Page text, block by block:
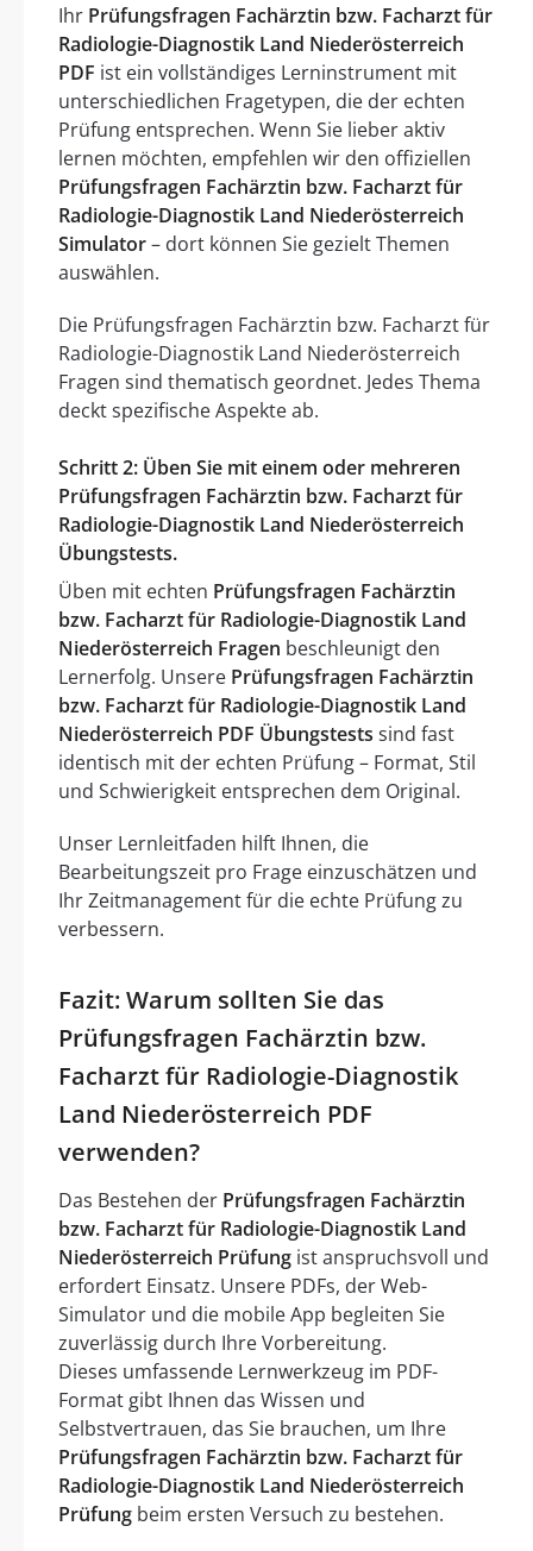
Ihr Prüfungsfragen Fachärztin bzw. Facharzt für
Radiologie-Diagnostik Land Niederösterreich
PDF ist ein vollständiges Lerninstrument mit
unterschiedlichen Fragetypen, die der echten
Prüfung entsprechen. Wenn Sie lieber aktiv
lernen möchten, empfehlen wir den offiziellen
Prüfungsfragen Fachärztin bzw. Facharzt für
Radiologie-Diagnostik Land Niederösterreich
Simulator– dort können Sie gezielt Themen
auswählen.
Die Prüfungsfragen Fachärztin bzw. Facharzt für
Radiologie-Diagnostik Land Niederösterreich
Fragen sind thematisch geordnet. Jedes Thema
deckt spezifische Aspekte ab.
Schritt 2: Üben Sie mit einem oder mehreren
Prüfungsfragen Fachärztin bzw. Facharzt für
Radiologie-Diagnostik Land Niederösterreich
Übungstests.
Üben mit echten Prüfungsfragen Fachärztin
bzw. Facharzt für Radiologie-Diagnostik Land
Niederösterreich Fragen beschleunigt den
Lernerfolg. Unsere Prüfungsfragen Fachärztin
bzw. Facharzt für Radiologie-Diagnostik Land
Niederösterreich PDF Übungstests sind fast
identisch mit der echten Prüfung – Format, Stil
und Schwierigkeit entsprechen dem Original.
Unser Lernleitfaden hilft Ihnen, die
Bearbeitungszeit pro Frage einzuschätzen und
Ihr Zeitmanagement für die echte Prüfung zu
verbessern.
Fazit: Warum sollten Sie das
Prüfungsfragen Fachärztin bzw.
Facharzt für Radiologie-Diagnostik
Land Niederösterreich PDF
verwenden?
Das Bestehen der Prüfungsfragen Fachärztin
bzw. Facharzt für Radiologie-Diagnostik Land
Niederösterreich Prüfung ist anspruchsvoll und
erfordert Einsatz. Unsere PDFs, der Web-
Simulator und die mobile App begleiten Sie
zuverlässig durch Ihre Vorbereitung.
Dieses umfassende Lernwerkzeug im PDF-
Format gibt Ihnen das Wissen und
Selbstvertrauen, das Sie brauchen, um Ihre
Prüfungsfragen Fachärztin bzw. Facharzt für
Radiologie-Diagnostik Land Niederösterreich
Prüfung beim ersten Versuch zu bestehen.